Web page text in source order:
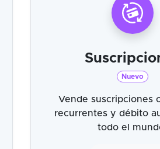
Nuevo
Vende suscripciones
recurrentes y débito
todo el